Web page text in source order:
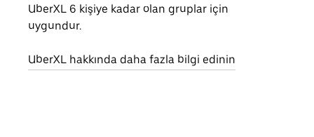
UberXL 6 kişiye kadar olan gruplar için
uygundur.
UberXL hakkında daha fazla bilgi edinin